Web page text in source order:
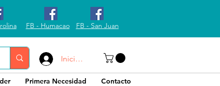
FB - Humacao FB - San Juan
Iniciar sesión
Primera Necesidad Contacto